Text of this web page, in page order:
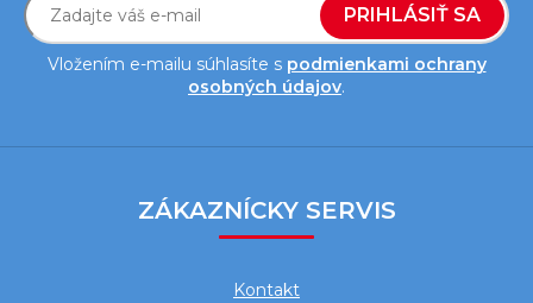
Vložením e-mailu súhlasíte s podmienkami ochrany
osobných údajov.
PRIHLÁSIŤ SA
ZÁKAZNÍCKY SERVIS
Kontakt